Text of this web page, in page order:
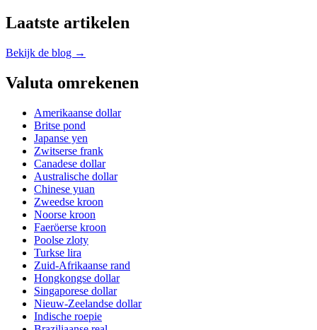
Laatste artikelen
Bekijk de blog →
Valuta omrekenen
Amerikaanse dollar
Britse pond
Japanse yen
Zwitserse frank
Canadese dollar
Australische dollar
Chinese yuan
Zweedse kroon
Noorse kroon
Faeröerse kroon
Poolse zloty
Turkse lira
Zuid-Afrikaanse rand
Hongkongse dollar
Singaporese dollar
Nieuw-Zeelandse dollar
Indische roepie